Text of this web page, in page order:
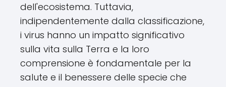
dell'ecosistema. Tuttavia,
indipendentemente dalla classificazione,
i virus hanno un impatto significativo
sulla vita sulla Terra e la loro
comprensione è fondamentale per la
salute e il benessere delle specie che